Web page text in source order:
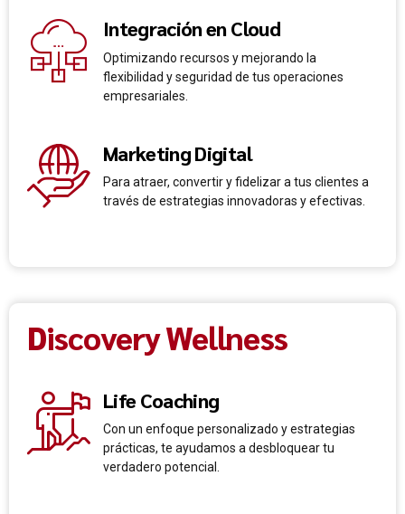
Integración en Cloud
Optimizando recursos y mejorando la
flexibilidad y seguridad de tus operaciones
empresariales.
Marketing Digital
Para atraer, convertir y fidelizar a tus clientes a
través de estrategias innovadoras y efectivas.
Discovery Wellness
Life Coaching
Con un enfoque personalizado y estrategias
prácticas, te ayudamos a desbloquear tu
verdadero potencial.